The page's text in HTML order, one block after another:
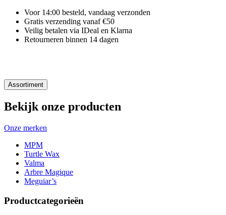
Voor 14:00 besteld, vandaag verzonden
Gratis verzending vanaf €50
Veilig betalen via IDeal en Klarna
Retourneren binnen 14 dagen
Assortiment
Bekijk onze producten
Onze merken
MPM
Turtle Wax
Valma
Arbre Magique
Meguiar’s
Productcategorieën